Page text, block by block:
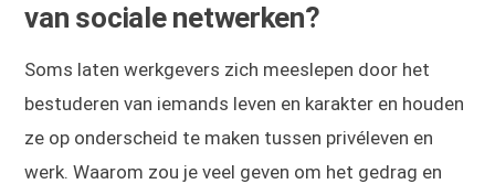
van sociale netwerken?
Soms laten werkgevers zich meeslepen door het
bestuderen van iemands leven en karakter en houden
ze op onderscheid te maken tussen privéleven en
werk. Waarom zou je veel geven om het gedrag en